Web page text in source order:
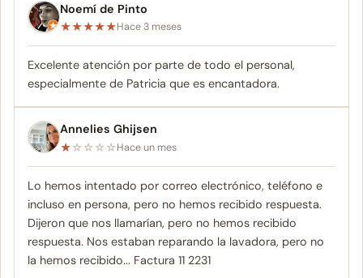
Noemí de Pinto
★★★★★Hace 3 meses
Excelente atención por parte de todo el personal,
especialmente de Patricia que es encantadora.
Annelies Ghijsen
★☆☆☆☆Hace un mes
Lo hemos intentado por correo electrónico, teléfono e
incluso en persona, pero no hemos recibido respuesta.
Dijeron que nos llamarían, pero no hemos recibido
respuesta. Nos estaban reparando la lavadora, pero no
la hemos recibido... Factura 11 2231